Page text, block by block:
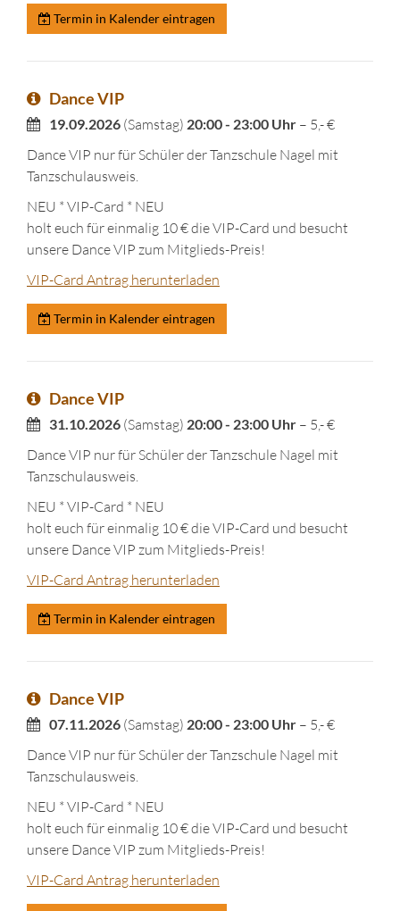
Termin in Kalender eintragen
Dance VIP
19.09.2026 (Samstag) 20:00 - 23:00 Uhr – 5,- €
Dance VIP nur für Schüler der Tanzschule Nagel mit
Tanzschulausweis.
NEU * VIP-Card * NEU
holt euch für einmalig 10 € die VIP-Card und besucht
unsere Dance VIP zum Mitglieds-Preis!
VIP-Card Antrag herunterladen
Termin in Kalender eintragen
Dance VIP
31.10.2026 (Samstag) 20:00 - 23:00 Uhr – 5,- €
Dance VIP nur für Schüler der Tanzschule Nagel mit
Tanzschulausweis.
NEU * VIP-Card * NEU
holt euch für einmalig 10 € die VIP-Card und besucht
unsere Dance VIP zum Mitglieds-Preis!
VIP-Card Antrag herunterladen
Termin in Kalender eintragen
Dance VIP
07.11.2026 (Samstag) 20:00 - 23:00 Uhr – 5,- €
Dance VIP nur für Schüler der Tanzschule Nagel mit
Tanzschulausweis.
NEU * VIP-Card * NEU
holt euch für einmalig 10 € die VIP-Card und besucht
unsere Dance VIP zum Mitglieds-Preis!
VIP-Card Antrag herunterladen